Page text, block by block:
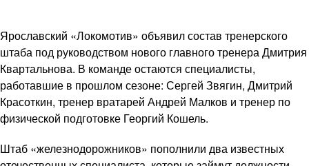
Ярославский «Локомотив» объявил состав тренерского
штаба под руководством нового главного тренера Дмитрия
Квартальнова. В команде остаются специалисты,
работавшие в прошлом сезоне: Сергей Звягин, Дмитрий
Красоткин, тренер вратарей Андрей Малков и тренер по
физической подготовке Георгий Кошель.
Штаб «железнодорожников» пополнили два известных